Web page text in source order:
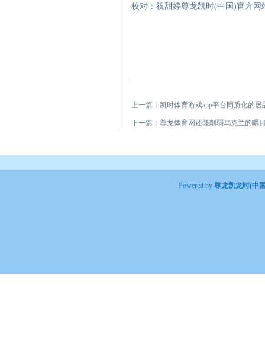
校对：祝甜婷尊龙凯时(中国)官方网
上一篇： 凯时体育游戏app平台同质化的
下一篇： 尊龙体育网还能削弱乌克兰的瞩
Powered by 尊龙凯龙时(中